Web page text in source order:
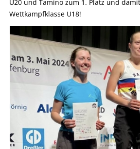
U20 und Tamino zum 1. Platz und
Wettkampfklasse U18!